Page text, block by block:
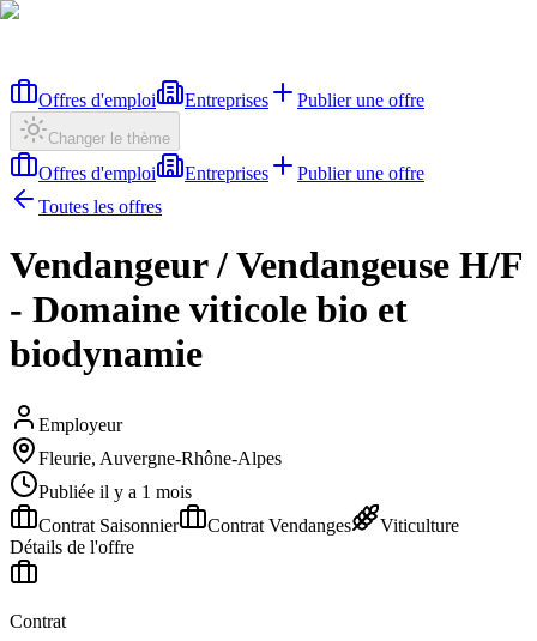
Offres d'emploi Entreprises Publier une offre
Changer le thème
Offres d'emploi Entreprises
Publier une offre
Toutes les offres
Vendangeur / Vendangeuse H/F
- Domaine viticole bio et
biodynamie
Employeur
Fleurie, Auvergne-Rhône-Alpes
Publiée il y a 1 mois
Contrat Saisonnier
Contrat Vendanges
Viticulture
Détails de l'offre
Contrat